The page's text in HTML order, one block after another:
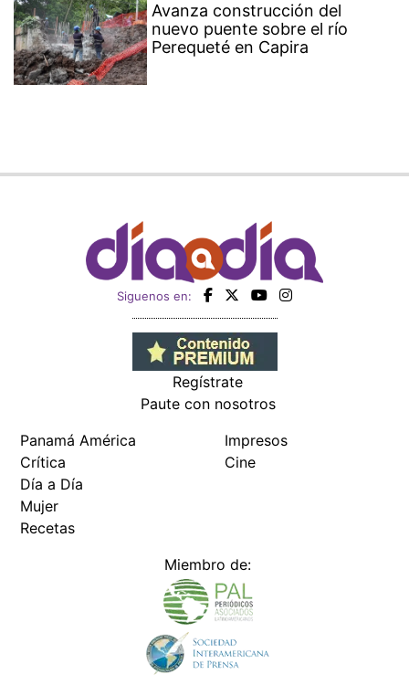
Avanza construcción del
nuevo puente sobre el río
Perequeté en Capira
Siguenos en:
Regístrate
Paute con nosotros
Panamá América
Crítica
Día a Día
Mujer
Recetas
Impresos
Cine
Miembro de: